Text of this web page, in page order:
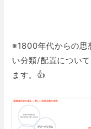
※1800年代からの思
い分類/配置につい
ます。👍